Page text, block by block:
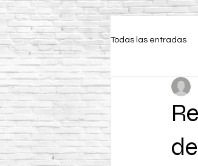
Todas las entradas